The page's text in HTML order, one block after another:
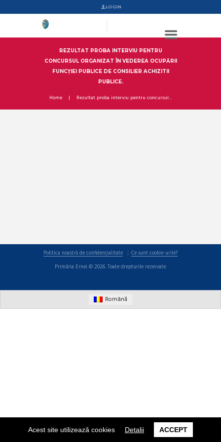
Acest site utilizează cookies Detalii ACCEPT
LOGIN
REZULTAT PROBA INTERVIU PENTRU
CONCURSUL ORGANIZAT ÎN VEDEREA OCUPĂRII
FUNCȚIEI PUBLICE DE CONSILIER ACHIZITII
PUBLICE.
Home Rezultat proba interviu pentru concursul...
Politica noastră de confidențialitate
Ce sunt cookie-urile?
Primăria Ernei © 2026. Toate drepturile rezervate.
Română